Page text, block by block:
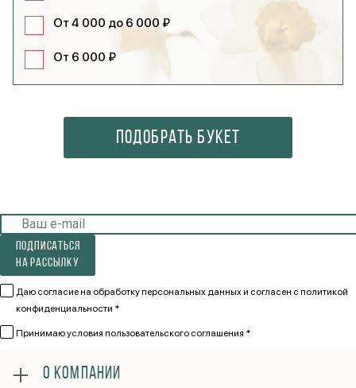
От 4 000 до 6 000 ₽
От 6 000 ₽
ПОДОБРАТЬ БУКЕТ
Подписаться
на рассылку
Даю согласие на обработку персональных данных и согласен с политикой
конфиденциальности *
Принимаюусловия пользовательского соглашения *
О КОМПАНИИ